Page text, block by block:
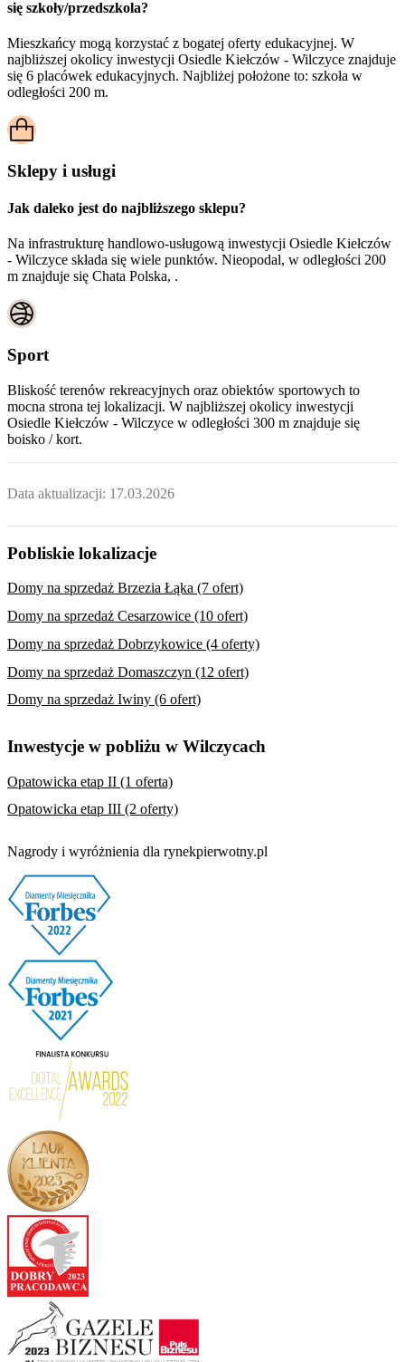
się szkoły/przedszkola?
Mieszkańcy mogą korzystać z bogatej oferty edukacyjnej. W
najbliższej okolicy inwestycji Osiedle Kiełczów - Wilczyce znajduje
się 6 placówek edukacyjnych. Najbliżej położone to: szkoła w
odległości 200 m.
Sklepy i usługi
Jak daleko jest do najbliższego sklepu?
Na infrastrukturę handlowo-usługową inwestycji Osiedle Kiełczów
- Wilczyce składa się wiele punktów. Nieopodal, w odległości 200
m znajduje się Chata Polska, .
Sport
Bliskość terenów rekreacyjnych oraz obiektów sportowych to
mocna strona tej lokalizacji. W najbliższej okolicy inwestycji
Osiedle Kiełczów - Wilczyce w odległości 300 m znajduje się
boisko / kort.
Data aktualizacji: 17.03.2026
Pobliskie lokalizacje
Domy na sprzedaż Brzezia Łąka (7 ofert)
Domy na sprzedaż Cesarzowice (10 ofert)
Domy na sprzedaż Dobrzykowice (4 oferty)
Domy na sprzedaż Domaszczyn (12 ofert)
Domy na sprzedaż Iwiny (6 ofert)
Inwestycje w pobliżu w Wilczycach
Opatowicka etap II (1 oferta)
Opatowicka etap III (2 oferty)
Nagrody i wyróżnienia dla rynekpierwotny.pl